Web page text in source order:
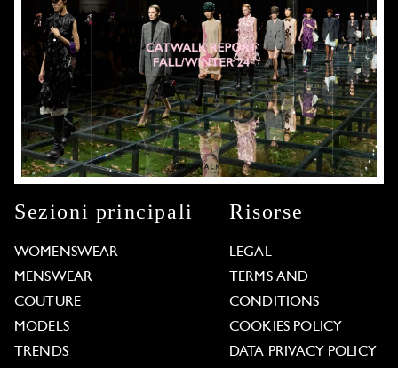
Sezioni principali
WOMENSWEAR
MENSWEAR
COUTURE
MODELS
TRENDS
Risorse
LEGAL
TERMS AND
CONDITIONS
COOKIES POLICY
DATA PRIVACY POLICY